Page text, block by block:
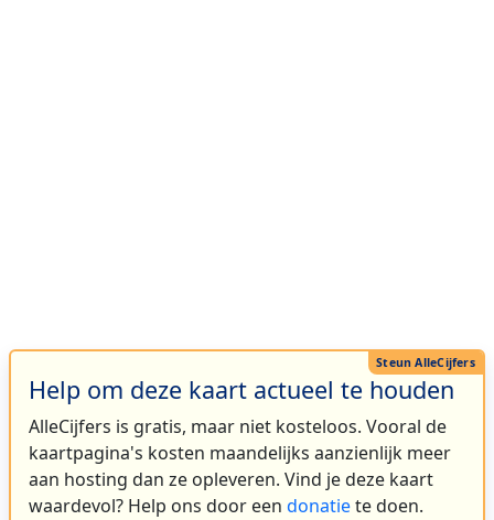
Help om deze kaart actueel te houden
AlleCijfers is gratis, maar niet kosteloos. Vooral de
kaartpagina's kosten maandelijks aanzienlijk meer
aan hosting dan ze opleveren. Vind je deze kaart
waardevol? Help ons door een donatiete doen.